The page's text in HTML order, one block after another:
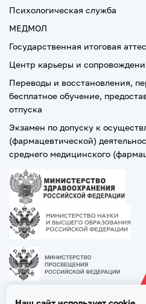
Психологическая служба
МЕДМОЛ
Государственная итоговая
Центр карьеры и
Переводы и восстановления,
бесплатное обучение,
отпуска
Экзамен по допуску к
(фармацевтической)
среднего медицинского